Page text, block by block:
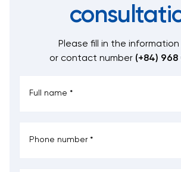
Please fill in the
or contact number (+84) 968